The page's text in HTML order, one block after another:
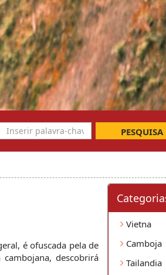
PESQUISA
é ofuscada pela de
descobrirá
Vietna
Camboja
Tailandia